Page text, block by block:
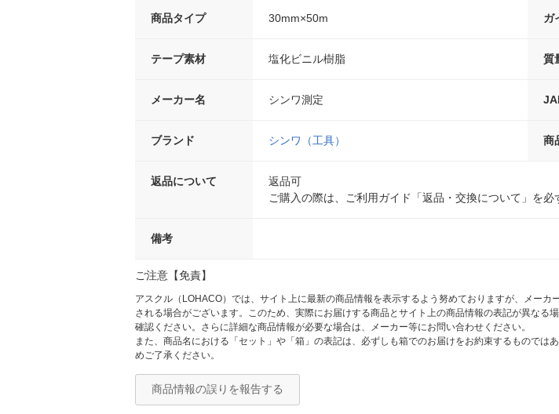
商品タイプ 30mm×50m ガ
テープ素材 塩化ビニル樹脂 質
メーカー名 シンワ測定
ブランド シンワ（工具） 商
返品について
返品可
ご購入の際は、ご利用ガイド「返品・交換について」を必
備考
ご注意【免責】
アスクル（LOHACO）では、サイト上に最新の商品情報を表示するよう努めておりますが、メー
される場合がございます。このため、実際にお届けする商品とサイト上の商品情報の表記が異な
確認ください。さらに詳細な商品情報が必要な場合は、メーカー等にお問い合わせください。
また、商品名における「セット」や「箱」の表記は、必ずしも箱でのお届けをお約束するもので
めご了承ください。
商品情報の誤りを報告する